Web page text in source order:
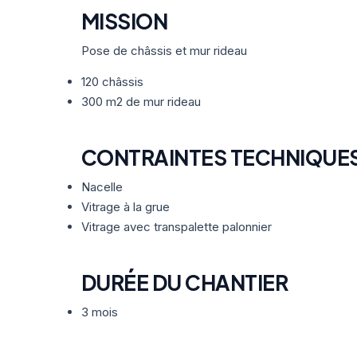
MISSION
Pose de châssis et mur rideau
120 châssis
300 m2 de mur rideau
CONTRAINTES
Nacelle
Vitrage à la grue
Vitrage avec transpalette palonnier
DURÉE DU CHANTIER
3 mois